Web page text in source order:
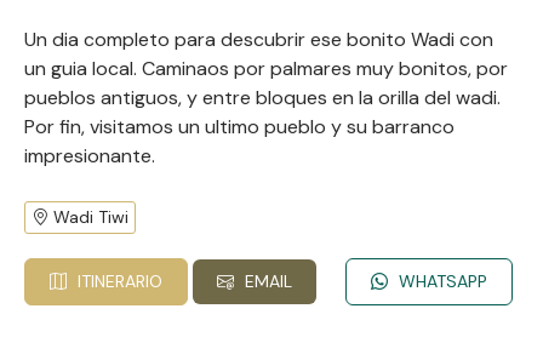
Un dia completo para descubrir ese bonito Wadi con
un guia local. Caminaos por palmares muy bonitos, por
pueblos antiguos, y entre bloques en la orilla del wadi.
Por fin, visitamos un ultimo pueblo y su barranco
impresionante.
Wadi Tiwi
ITINERARIO EMAIL WHATSAPP